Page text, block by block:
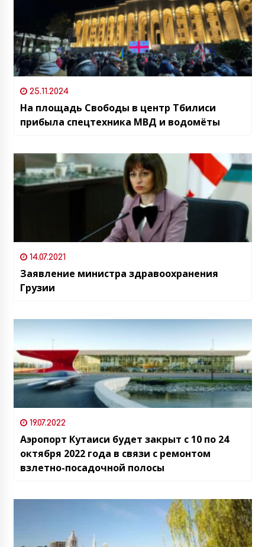
25.11.2024
На площадь Свободы в центр Тбилиси
прибыла спецтехника МВД и водомёты
14.07.2021
Заявление министра здравоохранения
Грузии
19.07.2022
Аэропорт Кутаиси будет закрыт с 10 по 24
октября 2022 года в связи с ремонтом
взлетно-посадочной полосы